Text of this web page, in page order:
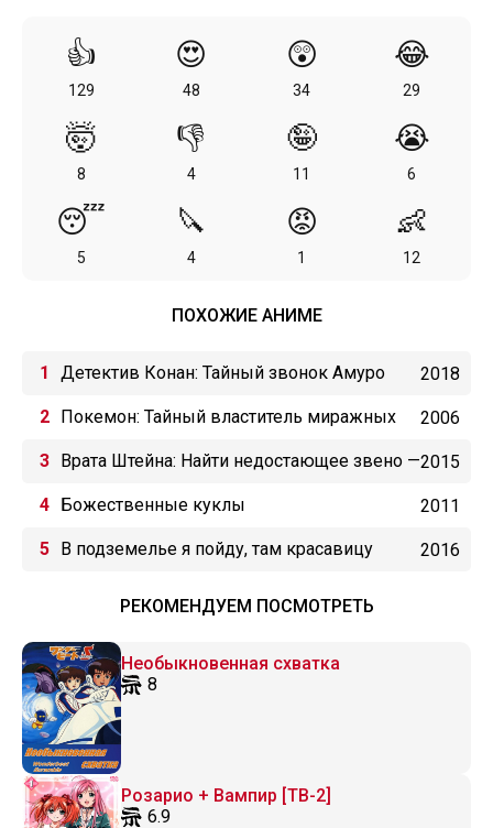
👍
129
😍
48
😲
34
😂
29
🤯
8
👎
4
🤪
11
😭
6
😴
5
🔪
4
😡
1
👶
12
ПОХОЖИЕ АНИМЕ
Детектив Конан: Тайный звонок Амуро 2018
Покемон: Тайный властитель миражных
покемонов
2006
Врата Штейна: Найти недостающее звено —
Деление на ноль
2015
Божественные куклы 2011
В подземелье я пойду, там красавицу 2016
РЕКОМЕНДУЕМ ПОСМОТРЕТЬ
Необыкновенная схватка
8
Розарио + Вампир [ТВ-2]
6.9